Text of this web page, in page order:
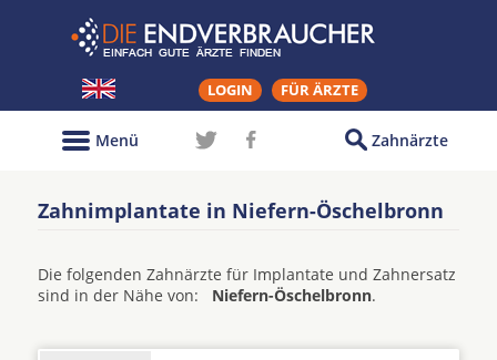
LOGIN FÜR ÄRZTE
Zahnärzte
Menü
Zahnimplantate in Niefern-Öschelbronn
Die folgenden Zahnärzte für Implantate und Zahnersatz
sind in der Nähe von: Niefern-Öschelbronn.